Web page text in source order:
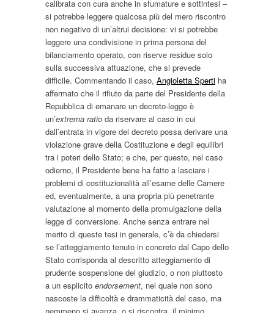
calibrata con cura anche in sfumature e sottintesi –
si potrebbe leggere qualcosa più del mero riscontro
non negativo di un’altrui decisione: vi si potrebbe
leggere una condivisione in prima persona del
bilanciamento operato, con riserve residue solo
sulla successiva attuazione, che si prevede
difficile. Commentando il caso, Angioletta Sperti ha
affermato che il rifiuto da parte del Presidente della
Repubblica di emanare un decreto-legge è
un’extrema ratio da riservare al caso in cui
dall’entrata in vigore del decreto possa derivare una
violazione grave della Costituzione e degli equilibri
tra i poteri dello Stato; e che, per questo, nel caso
odierno, il Presidente bene ha fatto a lasciare i
problemi di costituzionalità all’esame delle Camere
ed, eventualmente, a una propria più penetrante
valutazione al momento della promulgazione della
legge di conversione. Anche senza entrare nel
merito di queste tesi in generale, c’è da chiedersi
se l’atteggiamento tenuto in concreto dal Capo dello
Stato corrisponda al descritto atteggiamento di
prudente sospensione del giudizio, o non piuttosto
a un esplicito endorsement, nel quale non sono
nascoste la difficoltà e drammaticità del caso, ma